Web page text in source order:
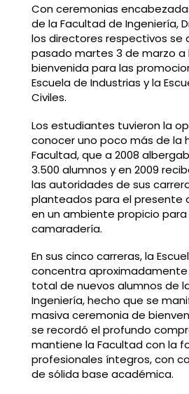
Con ceremonias
de la Facultad de Ingeniería,
los directores respectivos se
pasado martes 3 de marzo a
bienvenida para las
Escuela de Industrias y la
Civiles.
Los estudiantes tuvieron la
conocer uno poco más de la
Facultad, que a 2008
3.500 alumnos y en 2009
las autoridades de sus
planteados para el presente
en un ambiente propicio
camaradería.
En sus cinco carreras, la
concentra
total de nuevos alumnos de
Ingeniería, hecho que se
masiva ceremonia de
se recordó el profundo
mantiene la Facultad con la
profesionales íntegros, con
de sólida base académica.